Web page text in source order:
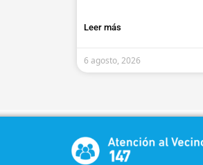
Leer más
6 agosto, 2026